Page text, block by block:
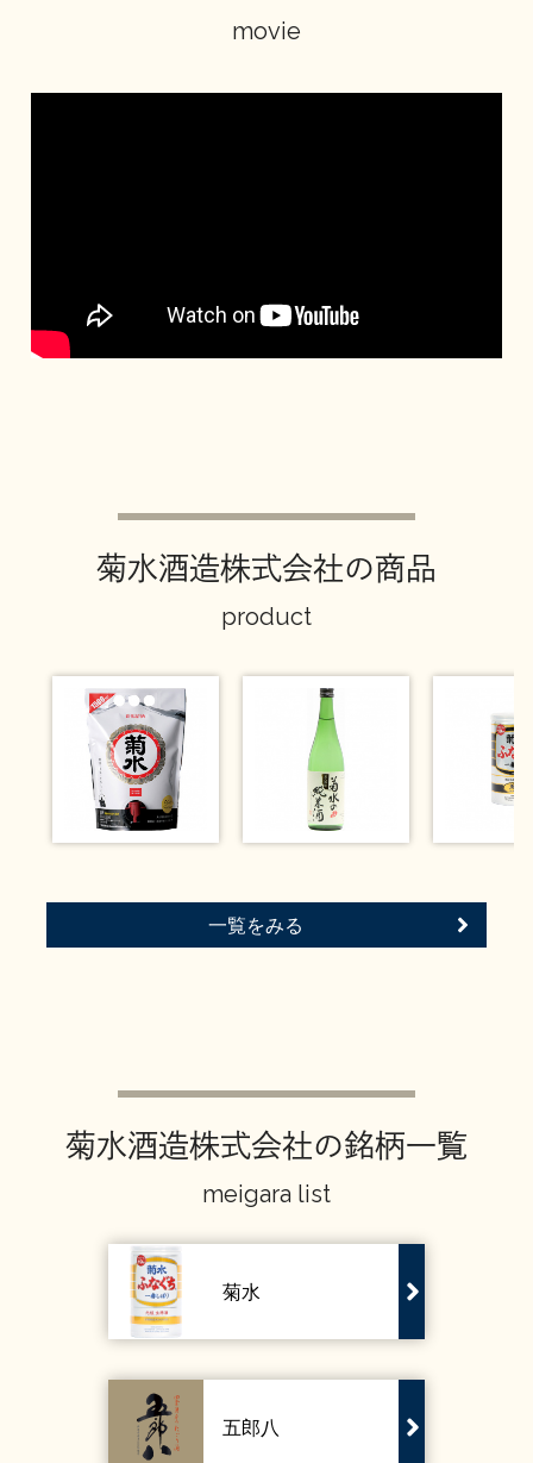
地酒・イベント情報
イベント情報TOP 新商品・おすすめ商品
季節の商品 イベント情報
地酒蔵元会WEB展示会 地酒蔵元会利酒会
movie
菊水酒造株式会社の商品
product
一覧をみる
菊水酒造株式会社の銘柄一覧
meigara list
菊水
五郎八